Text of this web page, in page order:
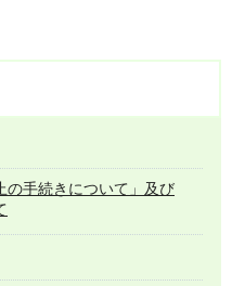
の手続きについて」及び